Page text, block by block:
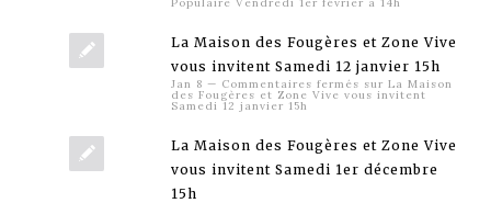
La Maison des Fougères et Zone Vive
vous invitent Samedi 12 janvier 15h
Jan 8 — Commentaires fermés sur La Maison
des Fougères et Zone Vive vous invitent
Samedi 12 janvier 15h
La Maison des Fougères et Zone Vive
vous invitent Samedi 1er décembre
15h